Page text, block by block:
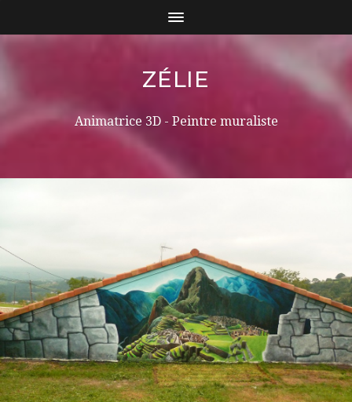
ZÉLIE
Animatrice 3D - Peintre muraliste